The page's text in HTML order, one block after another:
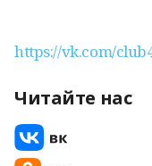
https://vk.com/
Читайте нас